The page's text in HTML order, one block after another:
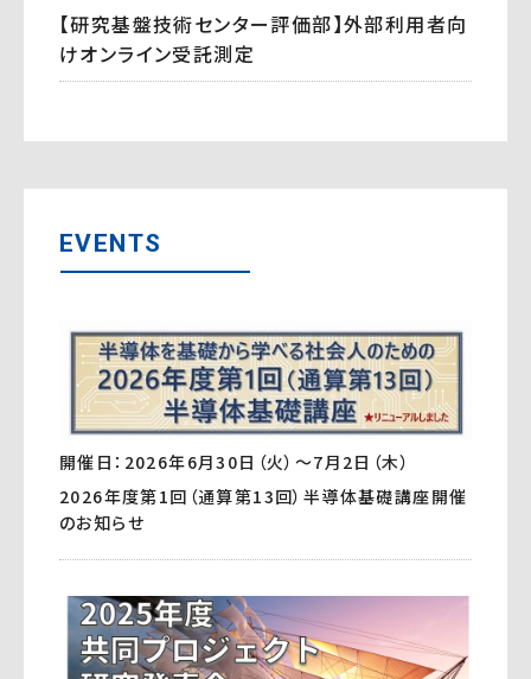
【研究基盤技術センター評価部】外部利用者向
けオンライン受託測定
EVENTS
開催日：2026年6月30日（火）～7月2日（木）
2026年度第1回（通算第13回）半導体基礎講座開催
のお知らせ